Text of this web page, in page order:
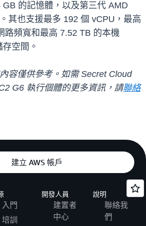
的記憶體，以及第三代 AMD
其也支援最多 192 個 vCPU，最高
路頻寬和最高 7.52 TB 的本機
空間。
容僅供參考。如需 Secret Cloud
G6 執行個體的更多資訊，請聯絡
建立 AWS 帳戶
入門
培訓
開發人員
建置者
中心
說明
聯絡我
們